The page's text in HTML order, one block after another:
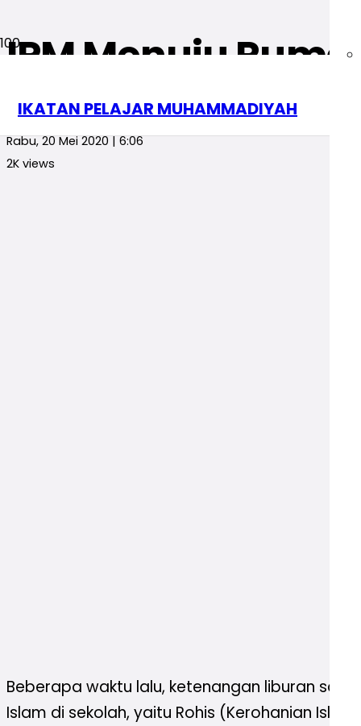
IKATAN PELAJAR MUHAMMADIYAH
IPM Menuju
redaksi
Rabu, 20 Mei 2020 | 6:06
2K views
Beberapa waktu lalu, ketenangan liburan
Islam di sekolah, yaitu Rohis (Kerohanian